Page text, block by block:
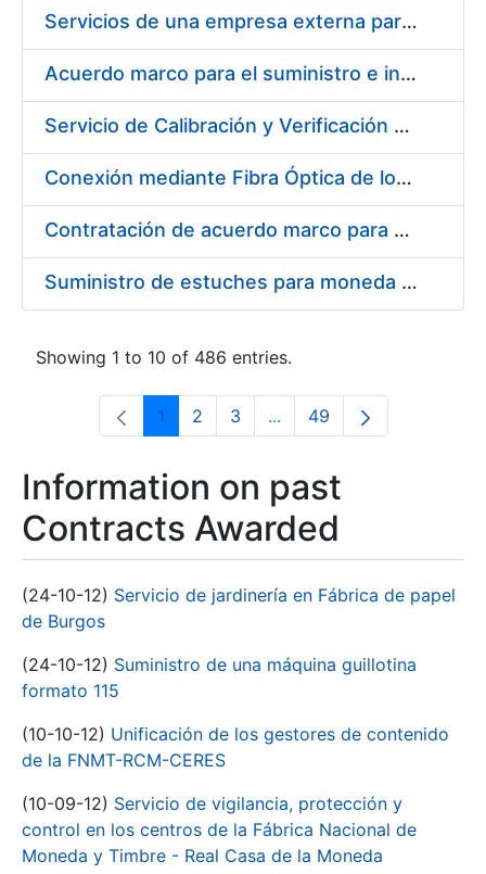
Servicios de una empresa externa para el asesoramiento y resolución de los recursos de alzada que se presentan relacionados con procesos de selección para la FNMT-RCM
Acuerdo marco para el suministro e instalación de persianas, estores y otros complementos
Servicio de Calibración y Verificación Externa de los Equipos de Medición del Servicio de Prevención de la FNMT-RCM
Conexión mediante Fibra Óptica de los Centros de Proceso de Datos (CPDs) de las sedes de la FNMT-RCM de Burgos y Madrid
Contratación de acuerdo marco para el Suministro de Material de Electricidad para la Fábrica Nacional de Moneda y Timbre-Real Casa de la Moneda en su centro de trabajo de Burgos
Suministro de estuches para moneda de 30 €
Showing 1 to 10 of 486 entries.
Page
1 Page
2 Page
3 ...Intermediate Pages Use
Page
49
Information on past
Contracts Awarded
(24-10-12) Servicio de jardinería en Fábrica de papel
de Burgos
(24-10-12) Suministro de una máquina guillotina
formato 115
(10-10-12) Unificación de los gestores de contenido
de la FNMT-RCM-CERES
(10-09-12) Servicio de vigilancia, protección y
control en los centros de la Fábrica Nacional de
Moneda y Timbre - Real Casa de la Moneda